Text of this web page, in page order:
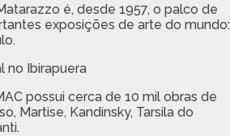
é, desde 1957, o palco de
exposições de arte do mundo:
possui cerca de 10 mil obras de
Martise, Kandinsky, Tarsila do